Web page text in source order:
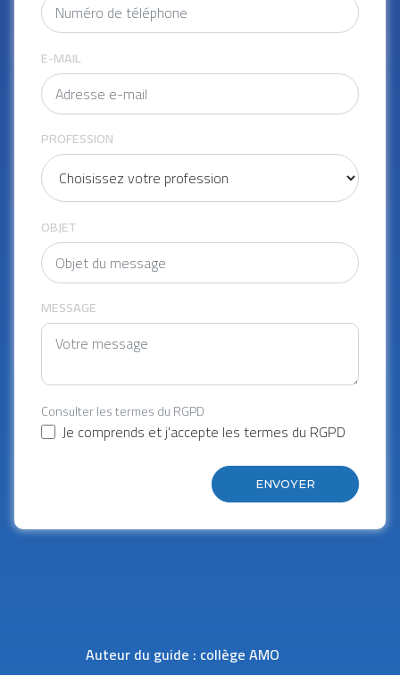
E-MAIL
PROFESSION
OBJET
MESSAGE
Consulter les termes du RGPD
Je comprends et j'accepte les termes du RGPD
ENVOYER
Auteur du guide : collège AMO